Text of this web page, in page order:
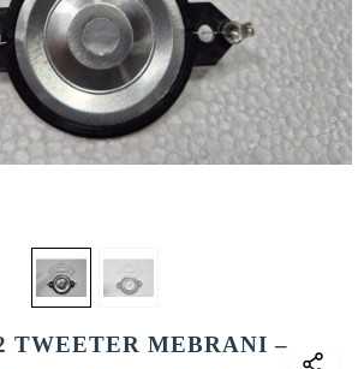
TWEETER MEBRANI –